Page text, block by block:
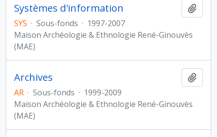
Systèmes d'information
SYS · Sous-fonds · 1997-2007
Maison Archéologie & Ethnologie René-Ginouvès
(MAE)
Archives
AR · Sous-fonds · 1999-2009
Maison Archéologie & Ethnologie René-Ginouvès
(MAE)